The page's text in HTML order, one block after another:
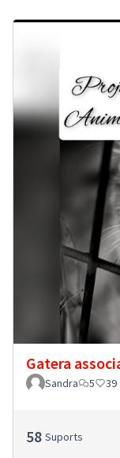
Gatera
Sandra
5 39
58 Suports